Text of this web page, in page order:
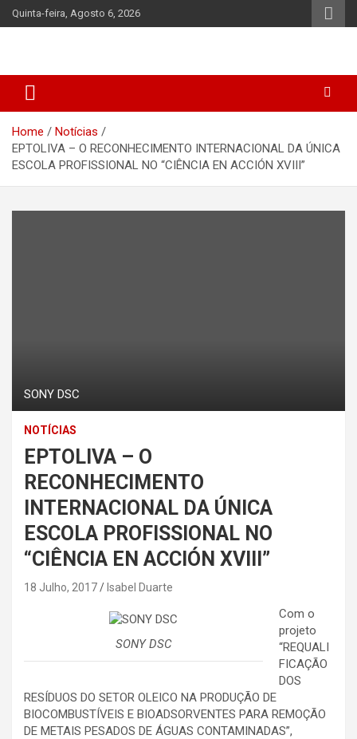
Skip
to
Quinta-feira, Agosto 6, 2026
Home
Notícias
EPTOLIVA – O RECONHECIMENTO INTERNACIONAL DA ÚNICA
ESCOLA PROFISSIONAL NO “CIÊNCIA EN ACCIÓN XVIII”
SONY DSC
NOTÍCIAS
EPTOLIVA – O
RECONHECIMENTO
INTERNACIONAL DA ÚNICA
ESCOLA PROFISSIONAL NO
“CIÊNCIA EN ACCIÓN XVIII”
18 Julho, 2017 Isabel Duarte
SONY DSC
Com o
projeto
“REQUALI
FICAÇÃO
DOS
RESÍDUOS DO SETOR OLEICO NA PRODUÇÃO DE
BIOCOMBUSTÍVEIS E BIOADSORVENTES PARA REMOÇÃO
DE METAIS PESADOS DE ÁGUAS CONTAMINADAS”,